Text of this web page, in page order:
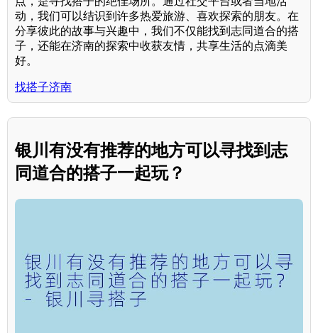
动，我们可以结识到许多热爱旅游、喜欢探索的朋友。在
分享彼此的故事与兴趣中，我们不仅能找到志同道合的搭
子，还能在济南的探索中收获友情，共享生活的点滴美
好。
找搭子济南
银川有没有推荐的地方可以寻找到志
同道合的搭子一起玩？